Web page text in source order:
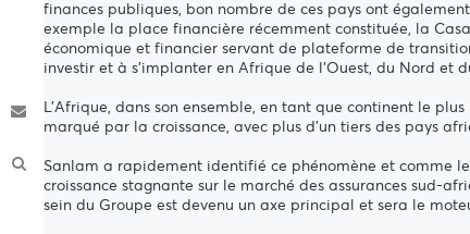
finances publiques, bon nombre de ces pays ont
exemple la place financière récemment constituée, la
économique et financier servant de plateforme de
investir et à s'implanter en Afrique de l'Ouest, du Nord et
L'Afrique, dans son ensemble, en tant que continent le
marqué par la croissance, avec plus d'un tiers des pays
Sanlam a rapidement identifié ce phénomène et comme
croissance stagnante sur le marché des assurances sud-
sein du Groupe est devenu un axe principal et sera le